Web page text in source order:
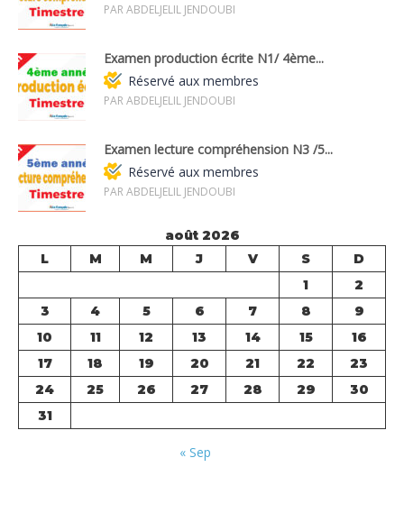
PAR ABDELJELIL JENDOUBI
Examen production écrite N1/ 4ème...
Réservé aux membres
PAR ABDELJELIL JENDOUBI
Examen lecture compréhension N3 /5...
Réservé aux membres
PAR ABDELJELIL JENDOUBI
août 2026
L
M M J V S
D
1
2
3
4 5 6 7 8
9
10
11 12 13 14 15
16
17
18 19 20 21 22
23
24
25 26 27 28 29
30
31
« Sep